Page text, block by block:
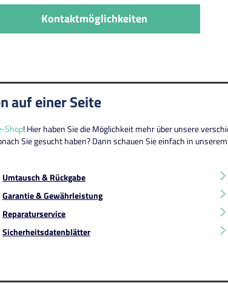
Kontaktmöglichkeiten
auf einer Seite
Shop! Hier haben Sie die Möglichkeit mehr über unsere
Sie gesucht haben? Dann schauen Sie einfach in unserem
Umtausch & Rückgabe
Garantie & Gewährleistung
Reparaturservice
Sicherheitsdatenblätter